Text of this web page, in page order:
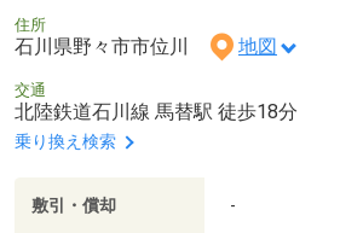
住所
石川県野々市市位川 地図
交通
北陸鉄道石川線 馬替駅 徒歩18分
乗り換え検索
敷引・償却 -